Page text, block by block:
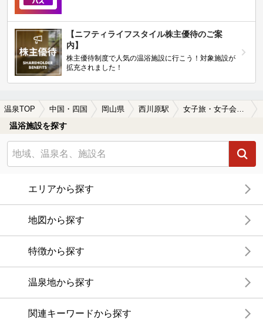
【ニフティライフスタイル株主優待のご案
内】
株主優待制度で人気の温浴施設に行こう！対象施設が
拡充されました！
温泉TOP 中国・四国 岡山県 西川原駅 女子旅・女子会におすすめの西川原駅近くの温泉、日帰り温泉、スーパー銭湯おすすめ
温浴施設を探す
エリアから探す
地図から探す
特徴から探す
温泉地から探す
関連キーワードから探す